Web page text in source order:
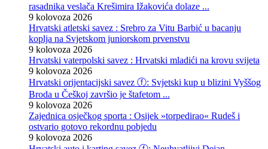
rasadnika veslača Krešimira Ižakovića dolaze ...
9 kolovoza 2026
Hrvatski atletski savez : Srebro za Vitu Barbić u bacanju
koplja na Svjetskom juniorskom prvenstvu
9 kolovoza 2026
Hrvatski vaterpolski savez : Hrvatski mladići na krovu svijeta
9 kolovoza 2026
Hrvatski orijentacijski savez ⓕ: Svjetski kup u blizini Vyššog
Broda u Češkoj završio je štafetom ...
9 kolovoza 2026
Zajednica osječkog sporta : Osijek »torpedirao« Rudeš i
ostvario gotovo rekordnu pobjedu
9 kolovoza 2026